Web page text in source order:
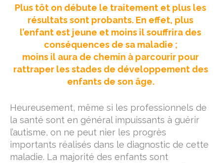
Plus tôt on débute le traitement et plus les
résultats sont probants. En effet, plus
l’enfant est jeune et moins il souffrira des
conséquences de sa maladie ;
moins il aura de chemin à parcourir pour
rattraper les stades de développement des
enfants de son âge.
Heureusement, même si les professionnels de
la santé sont en général impuissants à guérir
l’autisme, on ne peut nier les progrès
importants réalisés dans le diagnostic de cette
maladie. La majorité des enfants sont